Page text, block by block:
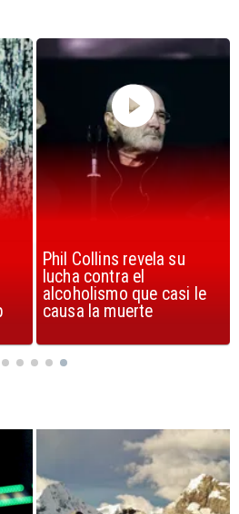
U2 lanza nuevo sencillo
con estribillo en español:
Streets of Dreams